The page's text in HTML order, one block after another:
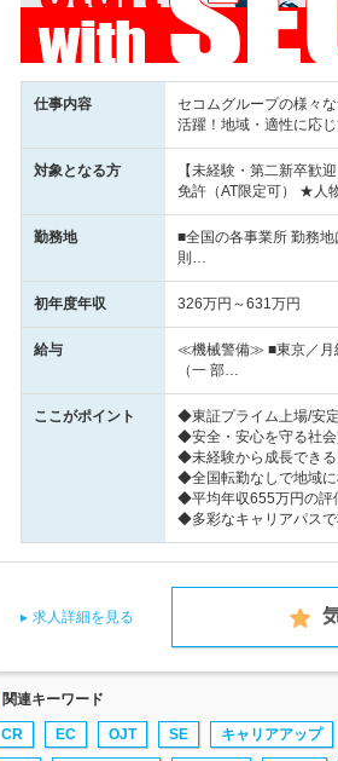
仕事内容
セコムグループの様々
活躍！地域・適性に応
対象となる方
【未経験・第二新卒
免許（AT限定可） ★人
勤務地
■全国の各事業所 勤務
則…
初年度年収 326万円～631万円
給与
≪機械警備≫ ■東京／月
（一 部…
ここがポイント
◆東証プライム上場/安
◆安全・安心を守る社
◆未経験から成長でき
◆全国転勤なしで地域
◆平均年収655万円の評
◆多彩なキャリアパス
求人詳細を見る
関連キーワード
CR EC OJT SE キャリアアップ